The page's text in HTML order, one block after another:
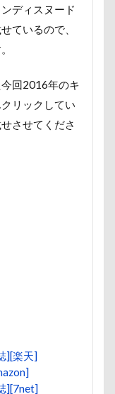
ディスヌード
ているので、
回2016年のキ
リックしてい
させてくださ
][楽天]
][7net]
ルター
うぶつ王国
運転手
沢
斑尾高原
撮影会